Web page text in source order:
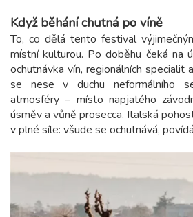
Když běhání chutná po víně
To, co dělá tento festival
místní kulturou. Po doběhu čeká na
ochutnávka vín, regionálních specialit
se nese v duchu neformálního
atmosféry – místo napjatého
úsměv a vůně prosecca. Italská
v plné síle: všude se ochutnává,